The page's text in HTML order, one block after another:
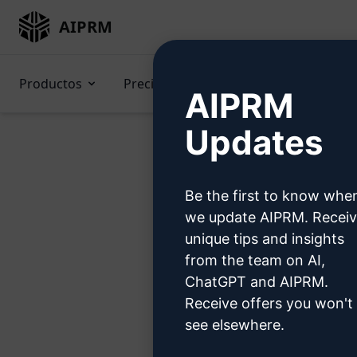
AIPRM
Productos Precios
Paso
AIPRM
Updates
Be the first to know
we update AIPRM.
unique tips and insights
from the team on AI,
ChatGPT and AIPRM.
Receive offers you won't
see elsewhere.